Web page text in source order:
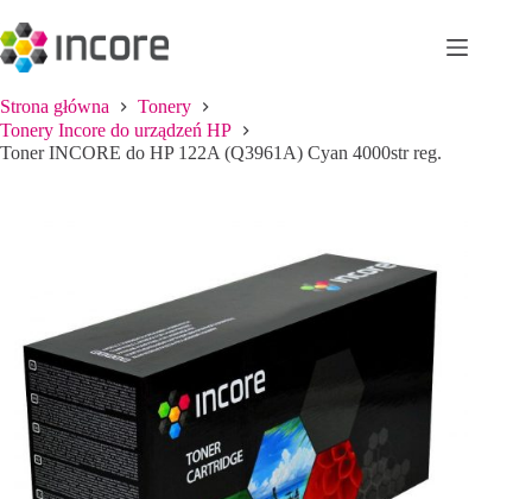
do
treści
Strona główna
Tonery
Tonery Incore do urządzeń HP
Toner INCORE do HP 122A (Q3961A) Cyan 4000str reg.